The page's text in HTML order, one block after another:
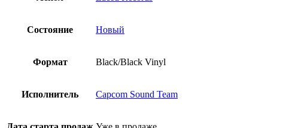
Состояние Новый
Формат Black/Black Vinyl
Исполнитель Capcom Sound Team